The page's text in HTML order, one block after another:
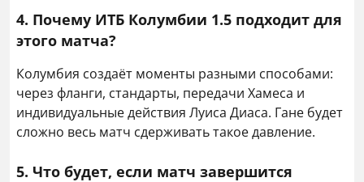
4. Почему ИТБ Колумбии 1.5 подходит для
этого матча?
Колумбия создаёт моменты разными способами:
через фланги, стандарты, передачи Хамеса и
индивидуальные действия Луиса Диаса. Гане будет
сложно весь матч сдерживать такое давление.
5. Что будет, если матч завершится